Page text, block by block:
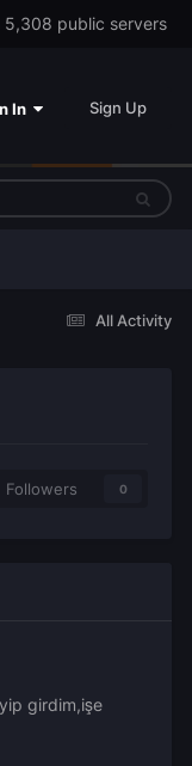
5,308 public servers
In Sign Up
All Activity
Followers 0
girdim,işe